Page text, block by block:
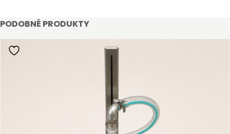
PODOBNÉ PRODUKTY
Stát se klientem velkoobchodu Bohéme Collection
je jednoduché, stačí podnikat a mít platné IČO.
Kromě snadnějšího procesu objednávek můžete
získat slevy až do výše 25 % v závislosti na velikosti